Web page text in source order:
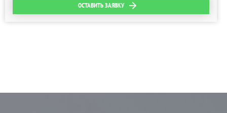
ОСТАВИТЬ ЗАЯВКУ